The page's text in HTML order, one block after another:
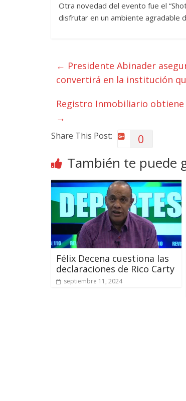
Otra novedad del evento fue el
disfrutar en un ambiente agradable
← Presidente Abinader
convertirá en la institución
Registro Inmobiliario
→
Share This Post: 0
También te puede
Félix Decena cuestiona las
declaraciones de Rico Carty
septiembre 11, 2024